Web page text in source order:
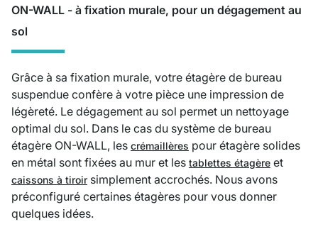
ON-WALL - à fixation murale, pour un dégagement au
sol
Grâce à sa fixation murale, votre étagère de bureau
suspendue confère à votre pièce une impression de
légèreté. Le dégagement au sol permet un nettoyage
optimal du sol. Dans le cas du système de bureau
étagère ON-WALL, les crémaillères pour étagère solides
en métal sont fixées au mur et les tablettes étagère et
caissons à tiroir simplement accrochés. Nous avons
préconfiguré certaines étagères pour vous donner
quelques idées.